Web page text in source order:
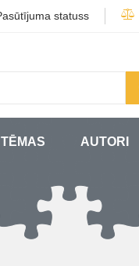
statuss
TĒMAS AUTORI